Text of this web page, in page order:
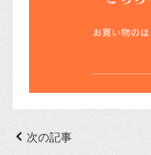
次の記事